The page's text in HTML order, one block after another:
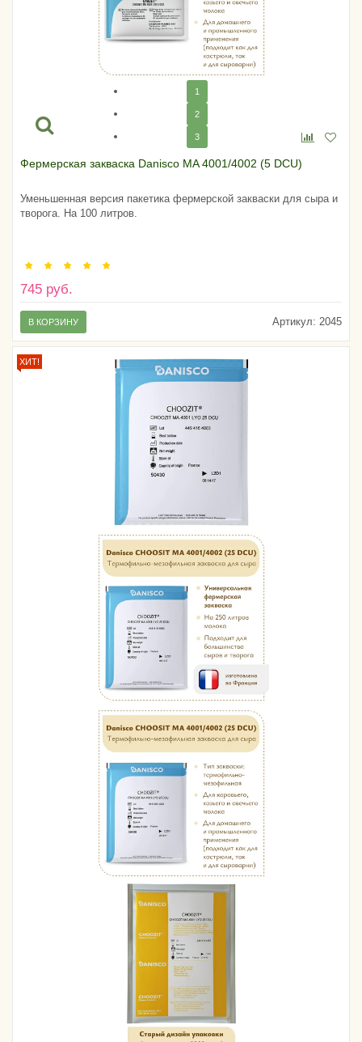
1
2
3
Фермерская закваска Danisco MA 4001/4002 (5 DCU)
Уменьшенная версия пакетика фермерской закваски для сыра и
творога. На 100 литров.
745 руб.
Артикул: 2045
В КОРЗИНУ
ХИТ!